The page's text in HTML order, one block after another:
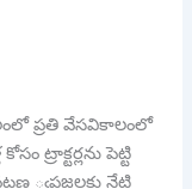
ప్రతి వేసవికాలంలో
ట్రాక్టర్లను పెట్టి
ఁపజలకు నేటి